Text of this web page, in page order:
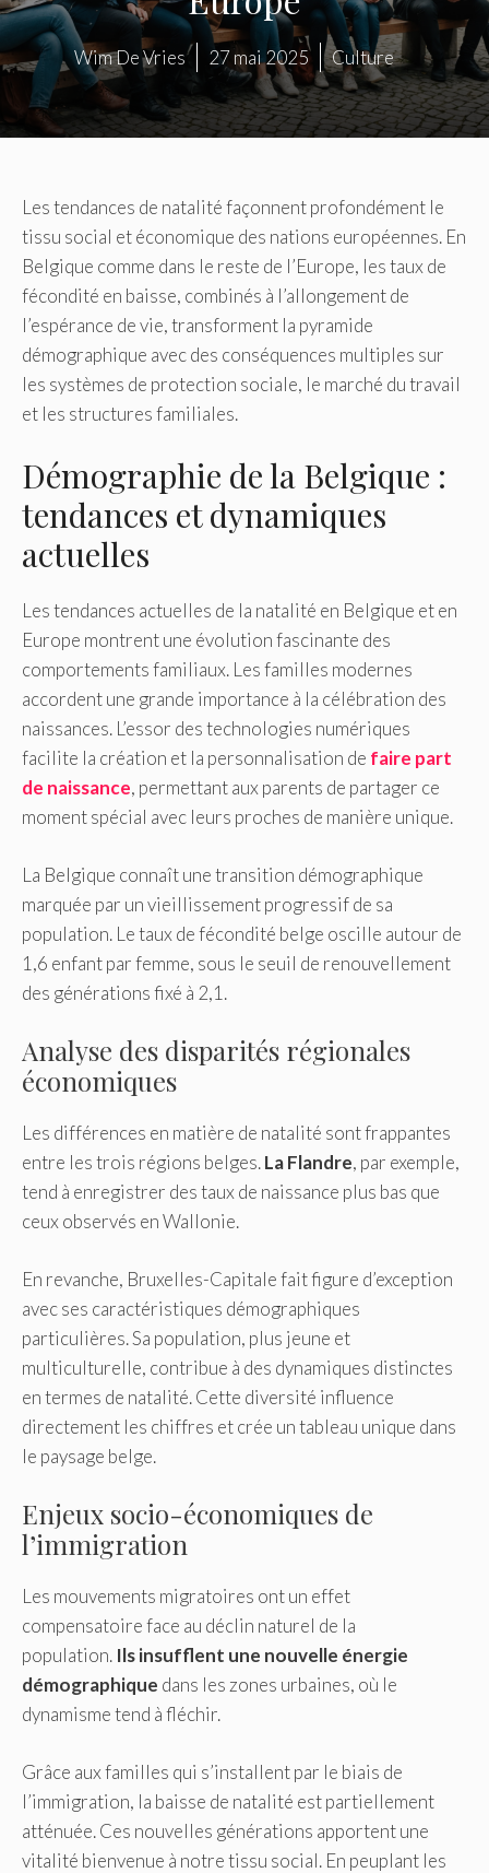
Wim De Vries 27 mai 2025 Culture
Les tendances de natalité façonnent profondément le
tissu social et économique des nations européennes. En
Belgique comme dans le reste de l’Europe, les taux de
fécondité en baisse, combinés à l’allongement de
l’espérance de vie, transforment la pyramide
démographique avec des conséquences multiples sur
les systèmes de protection sociale, le marché du travail
et les structures familiales.
Démographie de la Belgique :
tendances et dynamiques
actuelles
Les tendances actuelles de la natalité en Belgique et en
Europe montrent une évolution fascinante des
comportements familiaux. Les familles modernes
accordent une grande importance à la célébration des
naissances. L’essor des technologies numériques
facilite la création et la personnalisation de faire part
de naissance, permettant aux parents de partager ce
moment spécial avec leurs proches de manière unique.
La Belgique connaît une transition démographique
marquée par un vieillissement progressif de sa
population. Le taux de fécondité belge oscille autour de
1,6 enfant par femme, sous le seuil de renouvellement
des générations fixé à 2,1.
Analyse des disparités régionales
économiques
Les différences en matière de natalité sont frappantes
entre les trois régions belges.La Flandre, par exemple,
tend à enregistrer des taux de naissance plus bas que
ceux observés en Wallonie.
En revanche, Bruxelles-Capitale fait figure d’exception
avec ses caractéristiques démographiques
particulières. Sa population, plus jeune et
multiculturelle, contribue à des dynamiques distinctes
en termes de natalité. Cette diversité influence
directement les chiffres et crée un tableau unique dans
le paysage belge.
Enjeux socio-économiques de
l’immigration
Les mouvements migratoires ont un effet
compensatoire face au déclin naturel de la
population. Ils insufflent une nouvelle énergie
démographique dans les zones urbaines, où le
dynamisme tend à fléchir.
Grâce aux familles qui s’installent par le biais de
l’immigration, la baisse de natalité est partiellement
atténuée. Ces nouvelles générations apportent une
vitalité bienvenue à notre tissu social. En peuplant les